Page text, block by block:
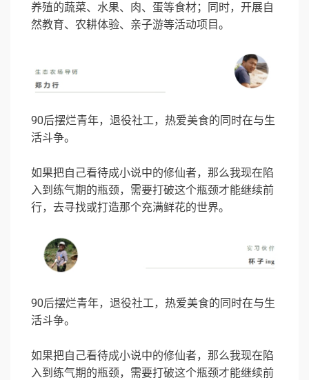
养殖的蔬菜、水果、肉、蛋等食材；同时，开展自
然教育、农耕体验、亲子游等活动项目。
90后摆烂青年，退役社工，热爱美食的同时在与生
活斗争。
如果把自己看待成小说中的修仙者，那么我现在陷
入到练气期的瓶颈，需要打破这个瓶颈才能继续前
行，去寻找或打造那个充满鲜花的世界。
90后摆烂青年，退役社工，热爱美食的同时在与生
活斗争。
如果把自己看待成小说中的修仙者，那么我现在陷
入到练气期的瓶颈，需要打破这个瓶颈才能继续前